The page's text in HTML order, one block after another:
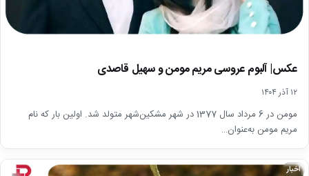
عکس| آلبوم عروسی مریم مومن و سهیل قاصدی
۱۲ آذر ۱۴۰۴
مومن در 6 مرداد سال 1377 در شهر مشکین‌شهر متولد شد. اولین بار که نام
مریم مومن به‌عنوان…
اخبار